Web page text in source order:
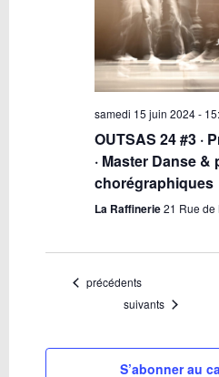
samedi 15 juin 2024 -
OUTSAS 24 #3 ·
· Master Danse
chorégraphiques
La Raffinerie21 Rue de
Évènements
précédents
Évènements
suivants
S’abonner au